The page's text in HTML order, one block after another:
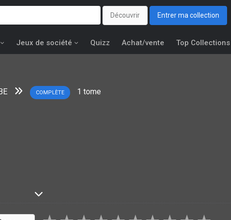
Découvrir Entrer ma collection
Jeux de société Quizz Achat/vente Top Collections
COMPLÈTE 1 tome
réveiller, quels que soient les efforts que tu fasses. Moi, j’étais
temporelle dont je ne pourrais plus sortir, était pire que tout. (...)